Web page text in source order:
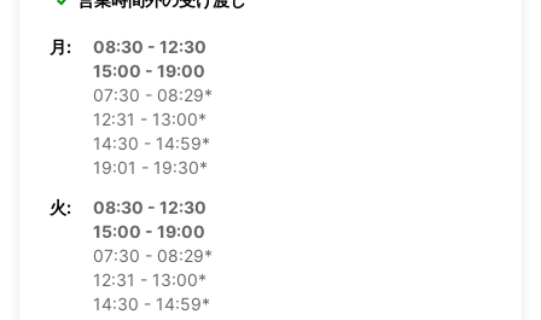
月:
08:30 - 12:30
15:00 - 19:00
07:30 - 08:29*
12:31 - 13:00*
14:30 - 14:59*
19:01 - 19:30*
火:
08:30 - 12:30
15:00 - 19:00
07:30 - 08:29*
12:31 - 13:00*
14:30 - 14:59*